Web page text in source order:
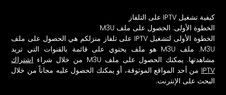
كيفية تشغيل IPTV على التلفاز
الخطوة الأولى: الحصول على ملف M3U
الخطوة الأولى لتشغيل IPTV على تلفاز منزلكم هي الحصول على ملف
M3U. ملف M3U هو ملف يحتوي على قائمة بالقنوات التي تريد
مشاهدتها. يمكنك الحصول على ملف M3U من خلال شراء
اشتراك
IPTV من أحد المواقع الموثوقة، أو يمكنك الحصول عليه مجاناً من خلال
البحث على الإنترنت.